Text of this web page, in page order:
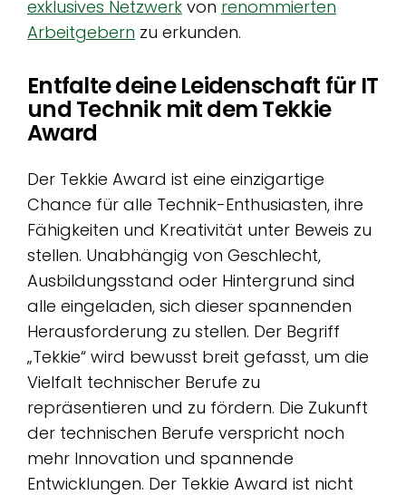
exklusives Netzwerkvon renommierten
Arbeitgebern zu erkunden.
Entfalte deine Leidenschaft für IT
und Technik mit dem Tekkie
Award
Der Tekkie Award ist eine einzigartige
Chance für alle Technik-Enthusiasten, ihre
Fähigkeiten und Kreativität unter Beweis zu
stellen. Unabhängig von Geschlecht,
Ausbildungsstand oder Hintergrund sind
alle eingeladen, sich dieser spannenden
Herausforderung zu stellen. Der Begriff
„Tekkie“ wird bewusst breit gefasst, um die
Vielfalt technischer Berufe zu
repräsentieren und zu fördern. Die Zukunft
der technischen Berufe verspricht noch
mehr Innovation und spannende
Entwicklungen. Der Tekkie Award ist nicht